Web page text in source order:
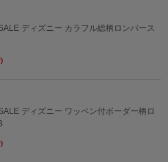
ディズニー カラフル総柄ロンパース
ディズニー ワッペン付ボーダー柄ロ